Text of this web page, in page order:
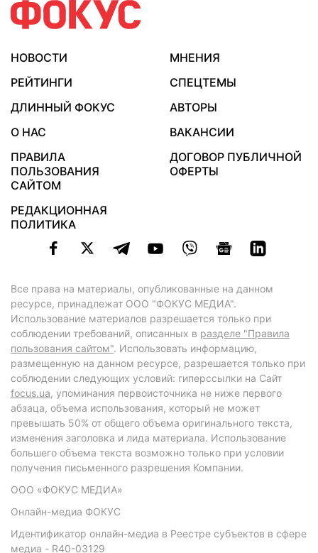
НОВОСТИ
МНЕНИЯ
РЕЙТИНГИ
СПЕЦТЕМЫ
ДЛИННЫЙ ФОКУС
АВТОРЫ
О НАС
ВАКАНСИИ
ПРАВИЛА
ПОЛЬЗОВАНИЯ
САЙТОМ
ДОГОВОР ПУБЛИЧНОЙ
ОФЕРТЫ
РЕДАКЦИОННАЯ
ПОЛИТИКА
Все права на материалы, опубликованные на данном
ресурсе, принадлежат ООО "ФОКУС МЕДИА".
Использование материалов разрешается только при
соблюдении требований, описанных в разделе "Правила
пользования сайтом". Использовать информацию,
размещенную на данном ресурсе, разрешается только при
соблюдении следующих условий: гиперссылки на Сайт
focus.ua, упоминания первоисточника не ниже первого
абзаца, объема использования, который не может
превышать 50% от общего объема оригинального текста,
изменения заголовка и лида материала. Использование
большего объема текста возможно только при условии
получения письменного разрешения Компании.
ООО «ФОКУС МЕДИА»
Онлайн-медиа ФОКУС
Идентификатор онлайн-медиа в Реестре субъектов в сфере
медиа - R40-03129